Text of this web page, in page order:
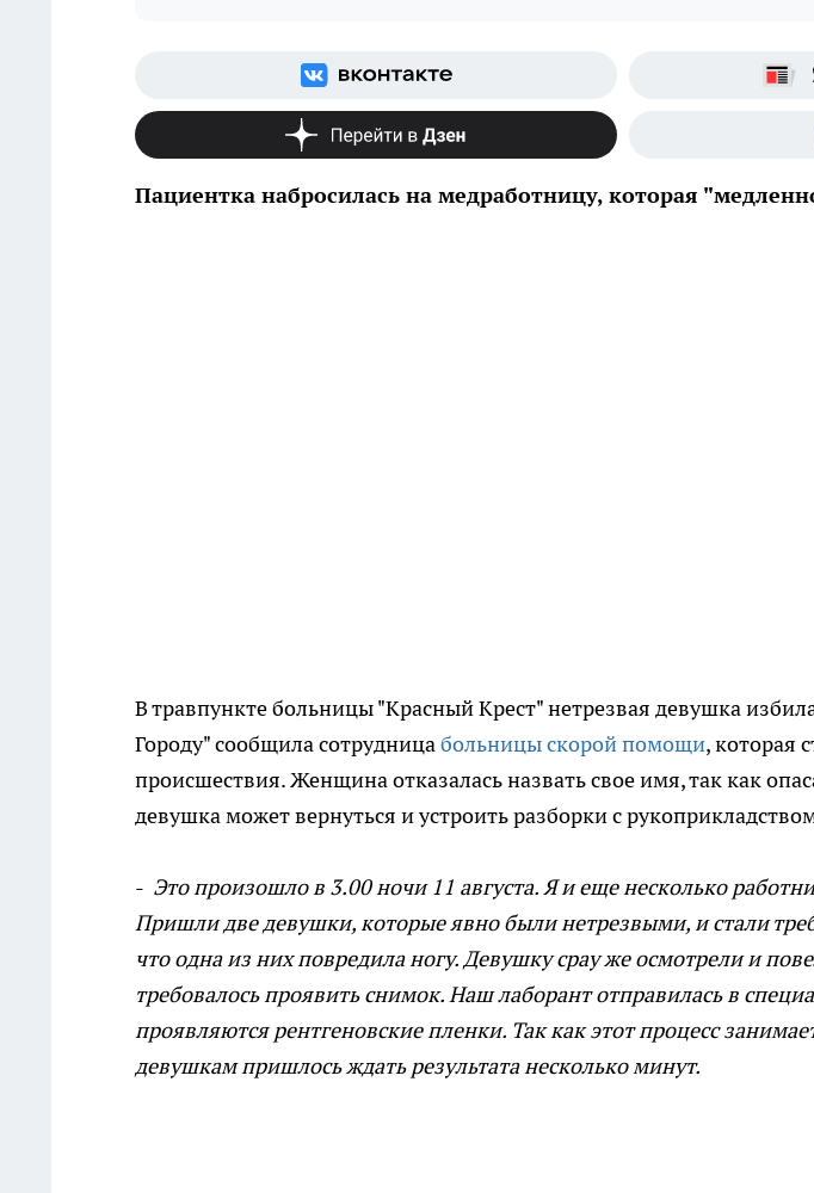
Пациентка набросилась на медработницу, которая
В травпункте больницы "Красный Крест" нетрезвая девушка
Городу" сообщила сотрудницабольницы скорой помощи, которая
происшествия. Женщина отказалась назвать свое имя, так как
девушка может вернуться и устроить разборки с
- Это произошло в 3.00 ночи 11 августа. Я и еще несколько
Пришли две девушки, которые явно были нетрезвыми, и стали
что одна из них повредила ногу. Девушку срау же осмотрели и
требовалось проявить снимок. Наш лаборант отправилась в
проявляются рентгеновские пленки. Так как этот процесс
девушкам пришлось ждать результата несколько минут.